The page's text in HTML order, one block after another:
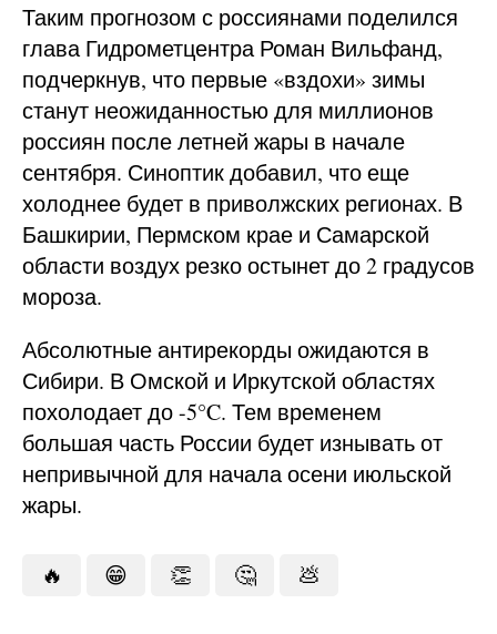
Таким прогнозом с россиянами поделился
глава Гидрометцентра Роман Вильфанд,
подчеркнув, что первые «вздохи» зимы
станут неожиданностью для миллионов
россиян после летней жары в начале
сентября. Синоптик добавил, что еще
холоднее будет в приволжских регионах. В
Башкирии, Пермском крае и Самарской
области воздух резко остынет до 2 градусов
мороза.
Абсолютные антирекорды ожидаются в
Сибири. В Омской и Иркутской областях
похолодает до -5°C. Тем временем
большая часть России будет изнывать от
непривычной для начала осени июльской
жары.
🔥 😁 👏 🤔 💩